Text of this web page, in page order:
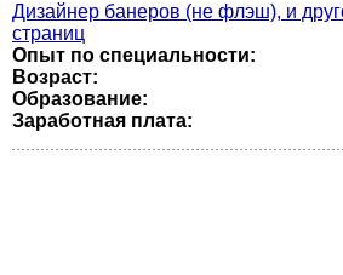
Дизайнер банеров (не флэш), и
страниц
Опыт по специальности:
Возраст:
Образование:
Заработная плата: